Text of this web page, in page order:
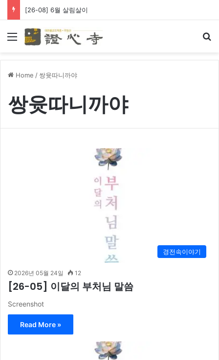
[26-08] 6월 살림살이
Menu
Home / 쌍윳따니까야
쌍윳따니까야
경전속이야기
2026년 05월 24일 12
[26-05] 이달의 부처님 말씀
Screenshot
Read More »